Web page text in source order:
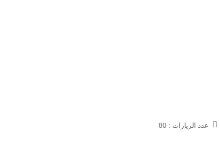
عدد الزيارات : 80